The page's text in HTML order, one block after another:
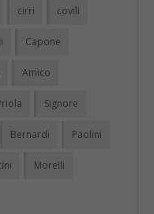
cirri covili
Capone
Amico
Signore
Bernardi Paolini
Morelli